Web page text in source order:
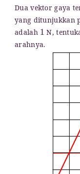
Dua vektor gaya
yang ditunjukkan
adalah1N,
arahnya.